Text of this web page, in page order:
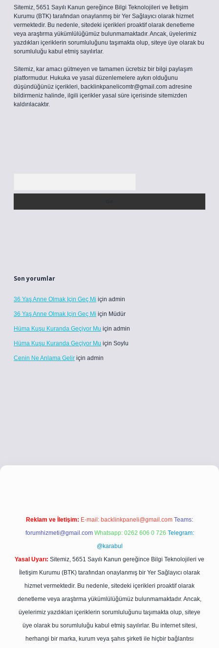
Sitemiz, 5651 Sayılı Kanun gereğince Bilgi Teknolojileri ve İletişim
Kurumu (BTK) tarafından onaylanmış bir Yer Sağlayıcı olarak hizmet
vermektedir. Bu nedenle, sitedeki içerikleri proaktif olarak denetleme
veya araştırma yükümlülüğümüz bulunmamaktadır. Ancak, üyelerimiz
yazdıkları içeriklerin sorumluluğunu taşımakta olup, siteye üye olarak bu
sorumluluğu kabul etmiş sayılırlar.
Sitemiz, kar amacı gütmeyen ve tamamen ücretsiz bir bilgi paylaşım
platformudur. Hukuka ve yasal düzenlemelere aykırı olduğunu
düşündüğünüz içerikleri, backlinkpanelicomtr@gmail.com adresine
bildirmeniz halinde, ilgili içerikler yasal süre içerisinde sitemizden
kaldırılacaktır.
Son yorumlar
36 Yaş Anne Olmak Için Geç Mi için admin
36 Yaş Anne Olmak Için Geç Mi için Müdür
Hüma Kuşu Kuranda Geçiyor Mu için admin
Hüma Kuşu Kuranda Geçiyor Mu için Soylu
Cenin Ne Anlama Gelir için admin
betci girişbetci girişhiltonbet yeni giriş
Reklam ve İletişim: E-mail: backlinkpaneli@gmail.com Teams:
forumhizmeti@gmail.com Whatsapp: 0262 606 0 726 Telegram:
@karabul
Yasal Uyarı: Sitemiz, 5651 Sayılı Kanun gereğince Bilgi Teknolojileri ve
İletişim Kurumu (BTK) tarafından onaylanmış bir Yer Sağlayıcı olarak
hizmet vermektedir. Bu nedenle, sitedeki içerikleri proaktif olarak
denetleme veya araştırma yükümlülüğümüz bulunmamaktadır. Ancak,
üyelerimiz yazdıkları içeriklerin sorumluluğunu taşımakta olup, siteye
üye olarak bu sorumluluğu kabul etmiş sayılırlar. Bu internet sitesi,
herhangi bir marka, kurum veya şahıs şirketi ile hiçbir bağlantısı